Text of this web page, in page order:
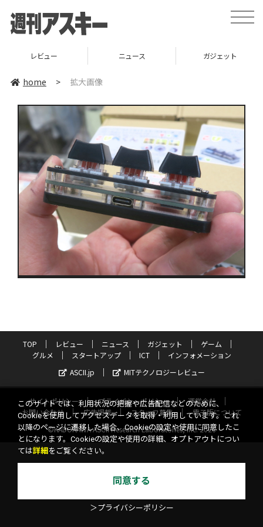
toggle
レビュー ニュース ガジェット
home > 拡大画像
TOP レビュー ニュース ガジェット
ゲーム
グルメ
スタートアップ ICT
インフォメーション
ASCII.jp
MITテクノロジーレビュー
サイトポリシー プライバシーポリシー
運営会社
お問い合わせ
広告掲載 スタッフ募集
電子版について
©KADOKAWA ASCII Research Laboratories, Inc. 2026
このサイトでは、利用状況の把握や広告配信などのために、
Cookieを使用してアクセスデータを取得・利用しています。これ
以降のページに遷移した場合、Cookieの設定や使用に同意したこ
とになります。Cookieの設定や使用の詳細、オプトアウトについ
ては詳細 をご覧ください。
同意する
＞プライバシーポリシー